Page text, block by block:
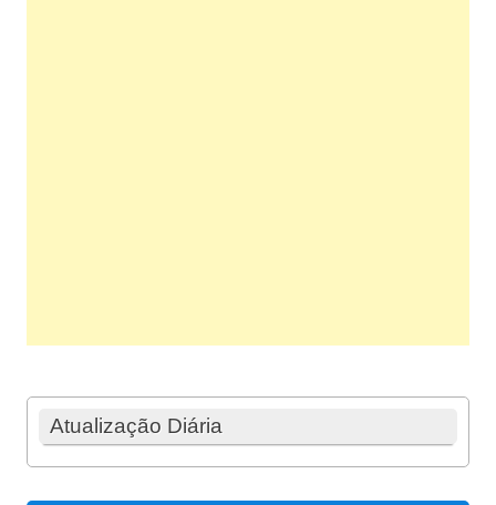
Atualização Diária